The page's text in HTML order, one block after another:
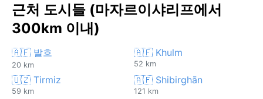
근처 도시들 (마자르이샤리프에서
300km 이내)
🇦🇫 발흐
20 km
🇦🇫 Khulm
52 km
🇺🇿 Tirmiz
59 km
🇦🇫 Shibirghān
121 km